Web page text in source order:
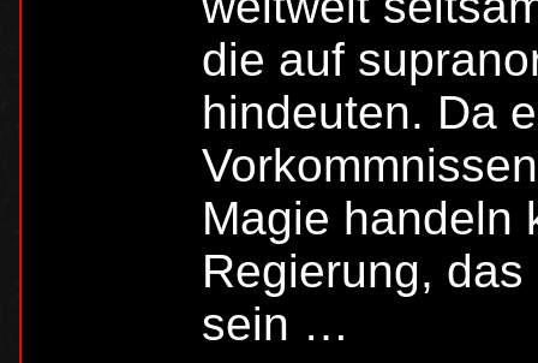
die auf
hindeuten. Da
Magie handeln
Regierung,
sein …